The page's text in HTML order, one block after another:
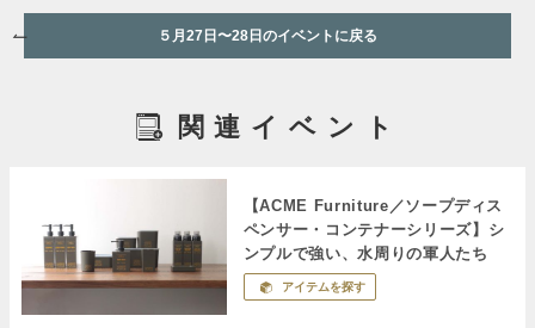
５月27日〜28日のイベントに戻る
関連イベント
【ACME Furniture／ソープディス
ペンサー・コンテナーシリーズ】シ
ンプルで強い、水周りの軍人たち
アイテムを探す